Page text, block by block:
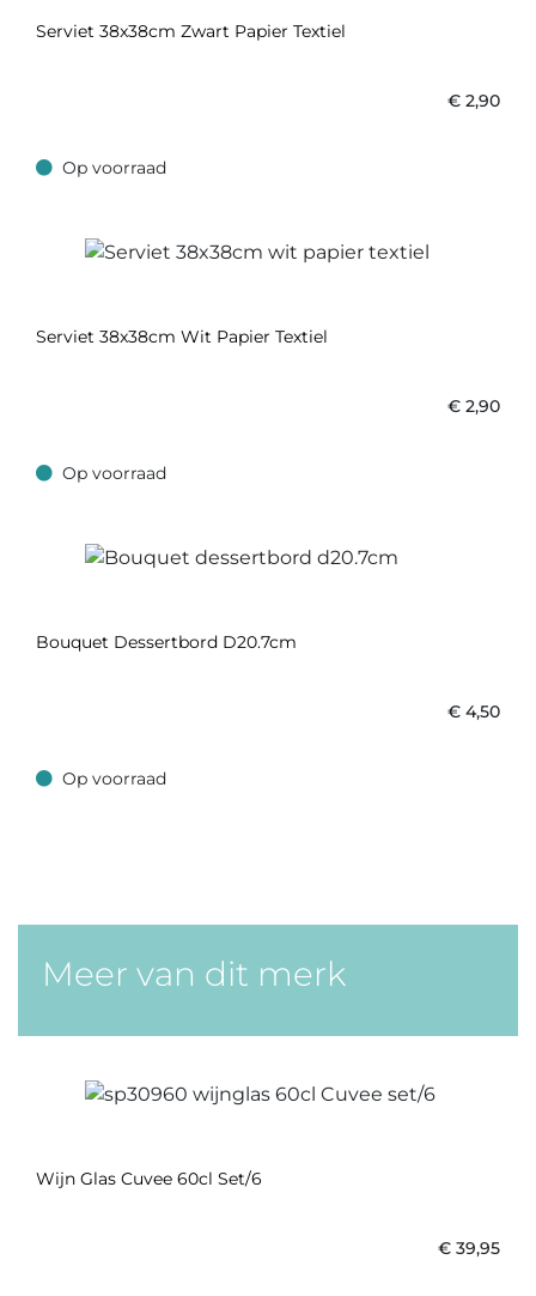
Serviet 38x38cm Zwart Papier Textiel
€ 2,90
Op voorraad
Op voorraad
Serviet 38x38cm Wit Papier Textiel
€ 2,90
Op voorraad
Op voorraad
Bouquet Dessertbord D20.7cm
€ 4,50
Op voorraad
Op voorraad
Meer van dit merk
Wijn Glas Cuvee 60cl Set/6
€ 39,95